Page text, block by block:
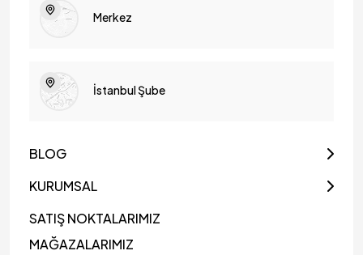
Merkez
İstanbul Şube
BLOG
KURUMSAL
SATIŞ NOKTALARIMIZ
MAĞAZALARIMIZ